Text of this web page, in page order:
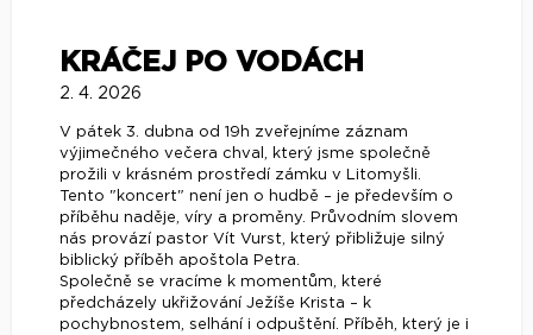
KRÁČEJ PO VODÁCH
2. 4. 2026
V pátek 3. dubna od 19h zveřejníme záznam
výjimečného večera chval, který jsme společně
prožili v krásném prostředí zámku v Litomyšli.
Tento "koncert" není jen o hudbě – je především o
příběhu naděje, víry a proměny. Průvodním slovem
nás provází pastor Vít Vurst, který přibližuje silný
biblický příběh apoštola Petra.
Společně se vracíme k momentům, které
předcházely ukřižování Ježíše Krista – k
pochybnostem, selhání i odpuštění. Příběh, který je i